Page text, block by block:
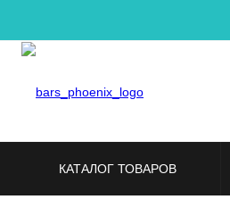
КАТАЛОГ ТОВАРОВ